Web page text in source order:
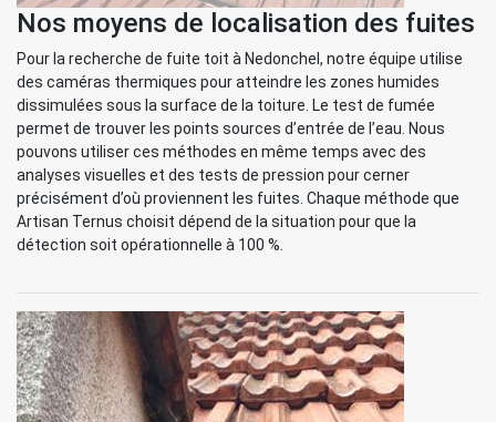
Nos moyens de localisation des fuites
Pour la recherche de fuite toit à Nedonchel, notre équipe utilise
des caméras thermiques pour atteindre les zones humides
dissimulées sous la surface de la toiture. Le test de fumée
permet de trouver les points sources d’entrée de l’eau. Nous
pouvons utiliser ces méthodes en même temps avec des
analyses visuelles et des tests de pression pour cerner
précisément d’où proviennent les fuites. Chaque méthode que
Artisan Ternus choisit dépend de la situation pour que la
détection soit opérationnelle à 100 %.